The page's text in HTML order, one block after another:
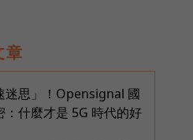
章
迷思」！Opensignal 國
：什麼才是 5G 時代的好